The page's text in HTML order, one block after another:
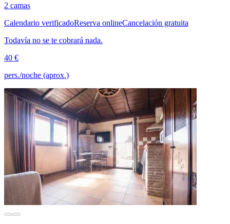
2 camas
Calendario verificadoReserva onlineCancelación gratuita
Todavía no se te cobrará nada.
40 €
pers./noche (aprox.)